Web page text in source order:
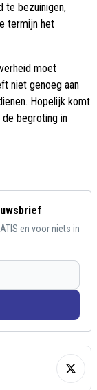
te bezuinigen,
termijn het
moet
niet genoeg aan
Hopelijk komt
begroting in
en voor niets in